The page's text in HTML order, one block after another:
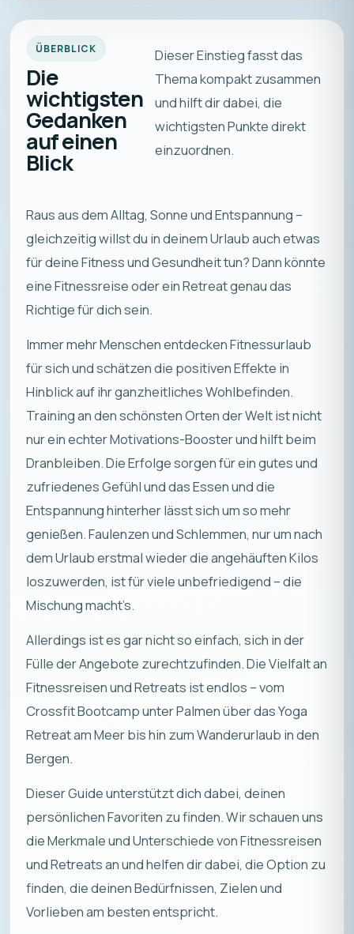
ÜBERBLICK
Die
wichtigsten
Gedanken
auf einen
Blick
Dieser Einstieg fasst das
Thema kompakt zusammen
und hilft dir dabei, die
wichtigsten Punkte direkt
einzuordnen.
Raus aus dem Alltag, Sonne und Entspannung –
gleichzeitig willst du in deinem Urlaub auch etwas
für deine Fitness und Gesundheit tun? Dann könnte
eine Fitnessreise oder ein Retreat genau das
Richtige für dich sein.
Immer mehr Menschen entdecken Fitnessurlaub
für sich und schätzen die positiven Effekte in
Hinblick auf ihr ganzheitliches Wohlbefinden.
Training an den schönsten Orten der Welt ist nicht
nur ein echter Motivations-Booster und hilft beim
Dranbleiben. Die Erfolge sorgen für ein gutes und
zufriedenes Gefühl und das Essen und die
Entspannung hinterher lässt sich um so mehr
genießen. Faulenzen und Schlemmen, nur um nach
dem Urlaub erstmal wieder die angehäuften Kilos
loszuwerden, ist für viele unbefriedigend – die
Mischung macht’s.
Allerdings ist es gar nicht so einfach, sich in der
Fülle der Angebote zurechtzufinden. Die Vielfalt an
Fitnessreisen und Retreats ist endlos – vom
Crossfit Bootcamp unter Palmen über das Yoga
Retreat am Meer bis hin zum Wanderurlaub in den
Bergen.
Dieser Guide unterstützt dich dabei, deinen
persönlichen Favoriten zu finden. Wir schauen uns
die Merkmale und Unterschiede von Fitnessreisen
und Retreats an und helfen dir dabei, die Option zu
finden, die deinen Bedürfnissen, Zielen und
Vorlieben am besten entspricht.